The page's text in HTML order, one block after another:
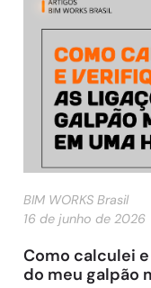
Como calculei
do meu galpão
BIM WORKS Brasil
16 de junho de 2026